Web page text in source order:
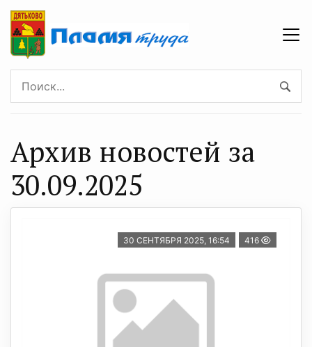
Архив новостей за
30.09.2025
30 СЕНТЯБРЯ 2025, 16:54 416